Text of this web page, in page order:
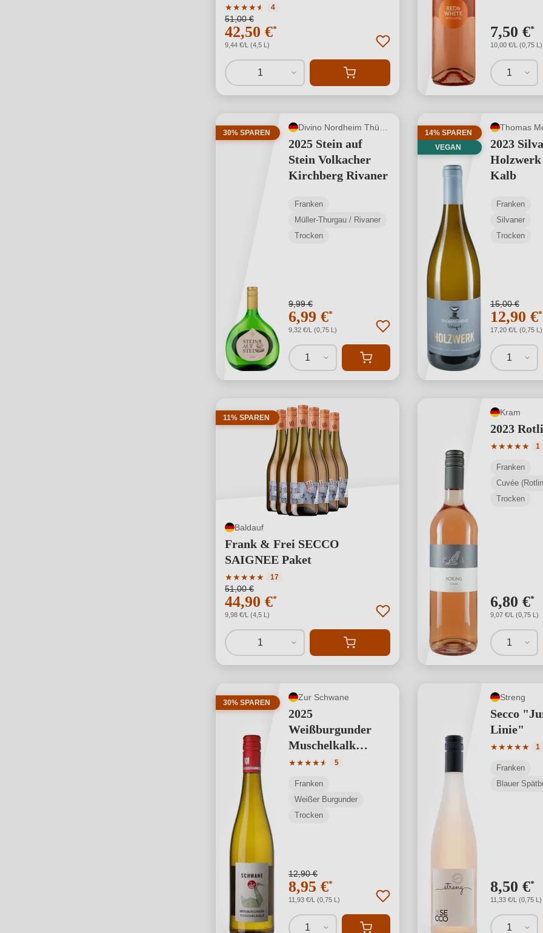
★★★★★
★
Durchschnittliche Bewertung von 4.25 von 5 Sternen
4
51,00 €
42,50 €*
9,44 €/L (4,5 L)
1
7,50 €*
10,00 €/L (0,75 L)
1
30% SPAREN
2025 Stein auf
Stein Volkacher
Kirchberg Rivaner
Franken
Müller-Thurgau / Rivaner
Trocken
9,99 €
6,99 €*
9,32 €/L (0,75 L)
1
14% SPAREN
VEGAN
Thomas
2023
Kalb
Franken
Silvaner
Trocken
15,00 €
12,90 €*
17,20 €/L (0,75 L)
1
11% SPAREN
Baldauf
Frank & Frei SECCO
SAIGNEE Paket
★★★★★
Durchschnittliche Bewertung von 5 von 5 Sternen
17
51,00 €
44,90 €*
9,98 €/L (4,5 L)
1
Kram
2023
★★★★★ 1
Franken
Cuvée
Trocken
6,80 €*
9,07 €/L (0,75 L)
1
30% SPAREN
Zur Schwane
2025
Weißburgunder
Muschelkalk
VDP.Gutswein
★★★★★
★
Durchschnittliche Bewertung von 4.2 von 5 Sternen
5
Franken
Weißer Burgunder
Trocken
12,90 €
8,95 €*
11,93 €/L (0,75 L)
1
Streng
Secco
Linie"
★★★★★ 1
Franken
Blauer
8,50 €*
11,33 €/L (0,75 L)
1